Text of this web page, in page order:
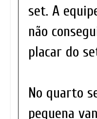
set. A
não
placar do
No quarto
pequena